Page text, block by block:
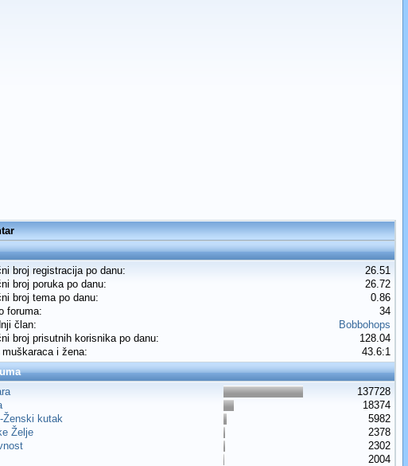
broj registracija po danu:
26.51
broj poruka po danu:
26.72
broj tema po danu:
0.86
foruma:
34
član:
Bobbohops
broj prisutnih korisnika po danu:
128.04
muškaraca i žena:
43.6:1
137728
18374
Ženski kutak
5982
Želje
2378
2302
2004